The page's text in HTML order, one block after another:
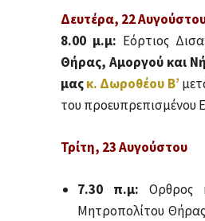
Δευτέρα, 22
8.00 μ.μ: Εόρτιος
Θήρας, Αμοργού και
μαςκ. Δωροθέου Β’
του προευπρεπισμένου
Τρίτη, 23 Αυγούστου
7.30 π.μ: Ορθρος
Μητροπολίτου